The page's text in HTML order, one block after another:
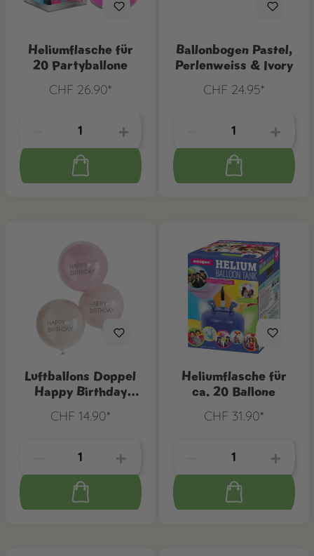
Heliumflasche für
20 Partyballone
CHF 26.90*
Ballonbogen Pastel,
Perlenweiss & Ivory
CHF 24.95*
Luftballons Doppel
Happy Birthday
CHF 14.90*
Heliumflasche für
ca. 20 Ballone
CHF 31.90*